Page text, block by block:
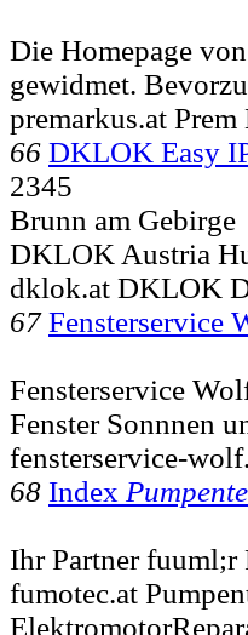
Die Homepage
gewidmet.
premarkus.at
66 DKLOK Easy
2345
Brunn am Gebirge
DKLOK Austria
dklok.at DKLOK
67 Fensterservice
Fensterservice
Fenster Sonnnen
fensterservice-
68 Index
Ihr Partner fuuml;r
fumotec.at